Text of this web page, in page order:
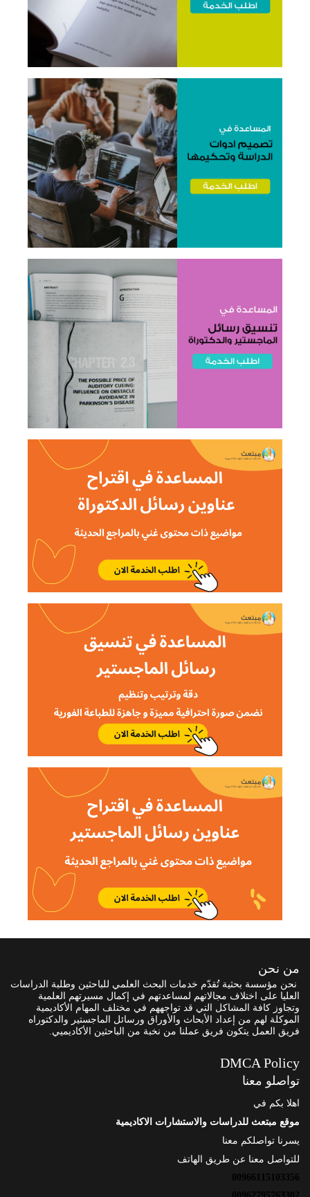
من نحن
نحن مؤسسة بحثية تُقدّم خدمات البحث العلمي للباحثين وطلبة الدراسات
العليا على اختلاف مجالاتهم لمساعدتهم في إكمال مسيرتهم العلمية
وتجاوز كافة المشاكل التي قد تواجههم في مختلف المهام الأكاديمية
الموكلة لهم من إعداد الأبحاث والأوراق ورسائل الماجستير والدكتوراه
فريق العمل يتكون فريق عملنا من نخبة من الباحثين الأكاديميي.
DMCA Policy
تواصلو معنا
اهلا بكم في
موقع مبتعث للدراسات والاستشارات الاكاديمية
يسرنا تواصلكم معنا
للتواصل معنا عن طريق الهاتف
00966115103356